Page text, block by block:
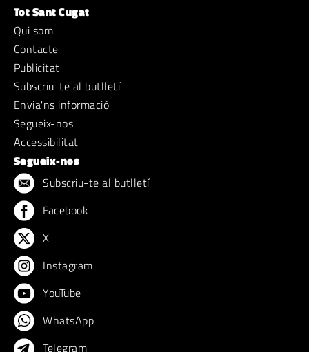
Tot Sant Cugat
Qui som
Contacte
Publicitat
Subscriu-te al butlletí
Envia'ns informació
Segueix-nos
Accessibilitat
Segueix-nos
Subscriu-te al butlletí
Facebook
X
Instagram
YouTube
WhatsApp
Telegram